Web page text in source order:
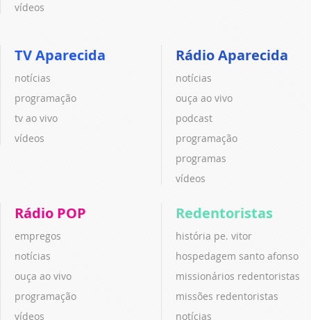
vídeos
TV Aparecida
notícias
programação
tv ao vivo
vídeos
Rádio Aparecida
notícias
ouça ao vivo
podcast
programação
programas
vídeos
Rádio POP
empregos
notícias
ouça ao vivo
programação
vídeos
Redentoristas
história pe. vitor
hospedagem santo afonso
missionários redentoristas
missões redentoristas
notícias